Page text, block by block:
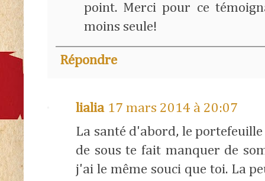
point. Merci pour ce
moins seule!
Répondre
lialia 17 mars 2014 à 20:07
La santé d'abord, le
de sous te fait manquer de
j'ai le même souci que toi. La